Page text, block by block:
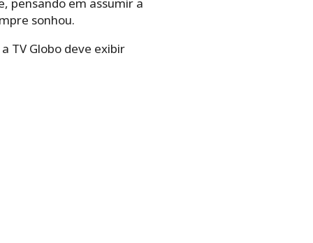
pensando em assumir a
sonhou.
TV Globo deve exibir